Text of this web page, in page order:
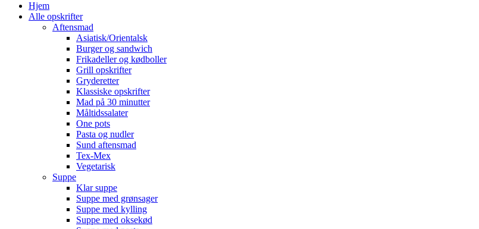
Hjem
Alle opskrifter
Aftensmad
Asiatisk/Orientalsk
Burger og sandwich
Frikadeller og kødboller
Grill opskrifter
Gryderetter
Klassiske opskrifter
Mad på 30 minutter
Måltidssalater
One pots
Pasta og nudler
Sund aftensmad
Tex-Mex
Vegetarisk
Suppe
Klar suppe
Suppe med grønsager
Suppe med kylling
Suppe med oksekød